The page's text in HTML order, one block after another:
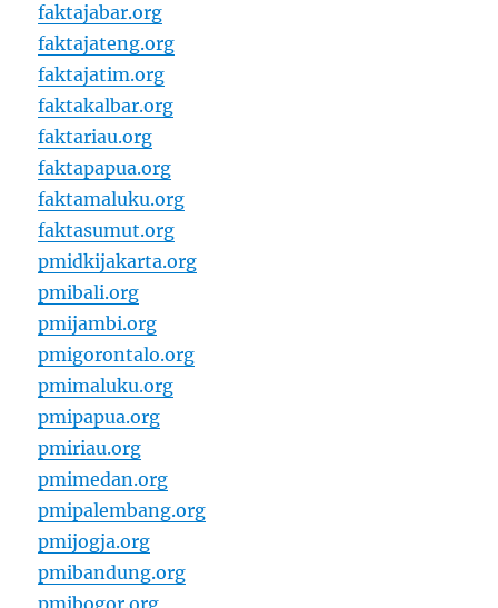
faktajabar.org
faktajateng.org
faktajatim.org
faktakalbar.org
faktariau.org
faktapapua.org
faktamaluku.org
faktasumut.org
pmidkijakarta.org
pmibali.org
pmijambi.org
pmigorontalo.org
pmimaluku.org
pmipapua.org
pmiriau.org
pmimedan.org
pmipalembang.org
pmijogja.org
pmibandung.org